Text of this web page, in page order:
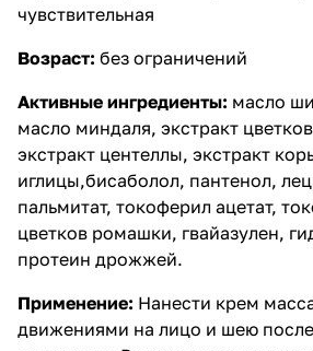
чувствительная
Возраст: без ограничений
Активные ингредиенты: масло
масло миндаля, экстракт
экстракт центеллы, экстракт
иглицы,бисаболол, пантенол,
пальмитат, токоферил ацетат,
цветков ромашки, гвайазулен,
протеин дрожжей.
Применение: Нанести крем
движениями на лицо и шею